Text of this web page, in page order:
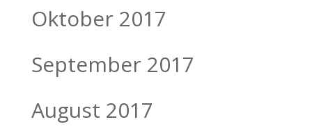
Oktober 2017
September 2017
August 2017